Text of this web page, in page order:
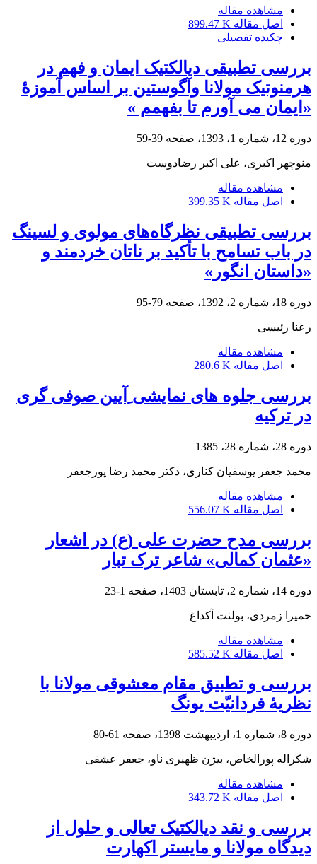
مشاهده مقاله
اصل مقاله 899.47 K
چکیده تفصیلی
بررسی تطبیقی دیالکتیک ایمان و فهم در
هرمنوتیک مولانا وآگوستین بر اساس آموزۀ
«ایمان می آورم تا بفهمم »
دوره 12، شماره 1، 1393، صفحه 39-59
منوچهر اکبری، علی اکبر رضادوست
مشاهده مقاله
اصل مقاله 399.35 K
بررسی تطبیقی نظرگاه‌های مولوی و لسینگ
در باب تسامح با تأکید بر ناتان خردمند و
«داستان انگور»
دوره 18، شماره 2، 1392، صفحه 79-95
رعنا رئیسی
مشاهده مقاله
اصل مقاله 280.6 K
بررسی جلوه های نمایشی ِآیین صوفی گری
در ترکیه
دوره 28، شماره 28، 1385
محمد جعفر یوسفیان کناری، دکتر محمد رضا پورجعفر
مشاهده مقاله
اصل مقاله 556.07 K
بررسی مدح حضرت علی (ع) در اشعار
«عثمان کمالی» شاعر ترک تبار
دوره 14، شماره 2، تابستان 1403، صفحه 1-23
حمیرا زمردی، بولنت آکداغ
مشاهده مقاله
اصل مقاله 585.52 K
بررسی و تطبیق مقام معشوقی مولانا با
نظریۀ فردانیّت یونگ
دوره 8، شماره 1، اردیبهشت 1398، صفحه 61-80
شکراله پورالخاص، بیژن ظهیری ناو، جعفر عشقی
مشاهده مقاله
اصل مقاله 343.72 K
بررسی و نقد دیالکتیک تعالی و حلول از
دیدگاه مولانا و مایستر اکهارت